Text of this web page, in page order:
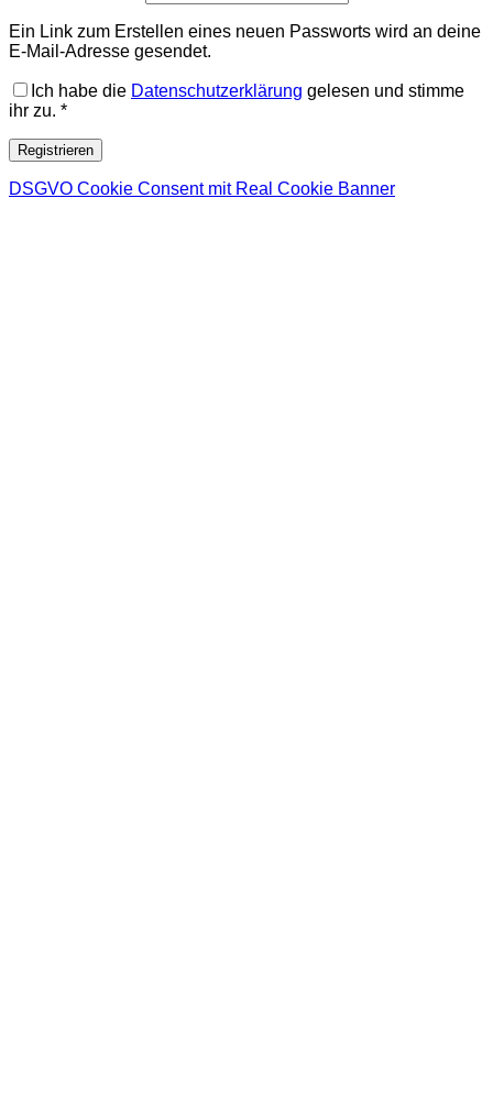
Ein Link zum Erstellen eines neuen Passworts wird an deine
E-Mail-Adresse gesendet.
Ich habe die Datenschutzerklärung gelesen und stimme
ihr zu. *
Registrieren
DSGVO Cookie Consent mit Real Cookie Banner